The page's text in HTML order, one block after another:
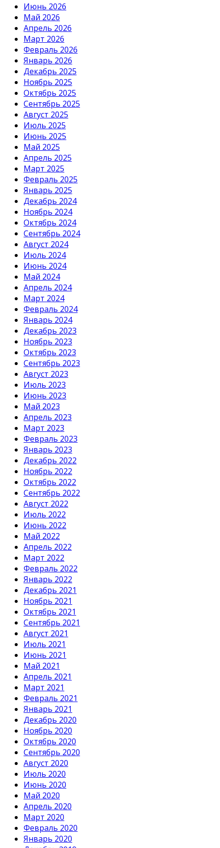
Июнь 2026
Май 2026
Апрель 2026
Март 2026
Февраль 2026
Январь 2026
Декабрь 2025
Ноябрь 2025
Октябрь 2025
Сентябрь 2025
Август 2025
Июль 2025
Июнь 2025
Май 2025
Апрель 2025
Март 2025
Февраль 2025
Январь 2025
Декабрь 2024
Ноябрь 2024
Октябрь 2024
Сентябрь 2024
Август 2024
Июль 2024
Июнь 2024
Май 2024
Апрель 2024
Март 2024
Февраль 2024
Январь 2024
Декабрь 2023
Ноябрь 2023
Октябрь 2023
Сентябрь 2023
Август 2023
Июль 2023
Июнь 2023
Май 2023
Апрель 2023
Март 2023
Февраль 2023
Январь 2023
Декабрь 2022
Ноябрь 2022
Октябрь 2022
Сентябрь 2022
Август 2022
Июль 2022
Июнь 2022
Май 2022
Апрель 2022
Март 2022
Февраль 2022
Январь 2022
Декабрь 2021
Ноябрь 2021
Октябрь 2021
Сентябрь 2021
Август 2021
Июль 2021
Июнь 2021
Май 2021
Апрель 2021
Март 2021
Февраль 2021
Январь 2021
Декабрь 2020
Ноябрь 2020
Октябрь 2020
Сентябрь 2020
Август 2020
Июль 2020
Июнь 2020
Май 2020
Апрель 2020
Март 2020
Февраль 2020
Январь 2020